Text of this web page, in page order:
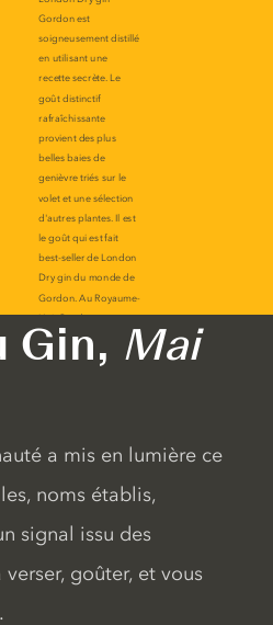
Gin, Mai
a mis en lumière ce
noms établis,
signal issu des
goûter, et vous